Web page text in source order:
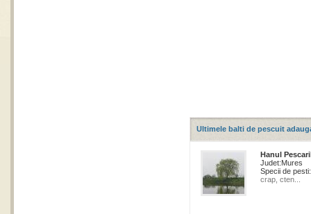
Ultimele balti de pescuit
Hanul
Judet:Mures
Specii de pesti:
crap, cten...